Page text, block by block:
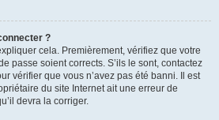
?
cela. Premièrement, vérifiez que votre
passe soient corrects. S’ils le sont, contactez
vérifier que vous n’avez pas été banni. Il est
du site Internet ait une erreur de
devra la corriger.